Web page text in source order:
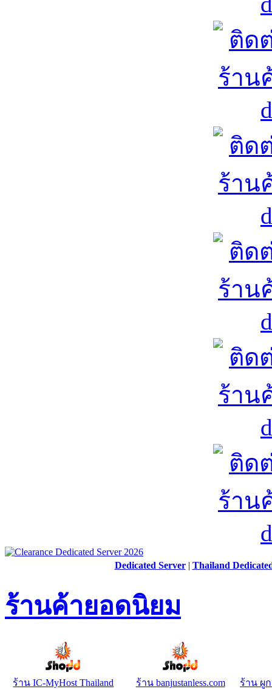
Dedicated Server| Thailand
ร้านค้ายอดนิยม
ร้าน IC-MyHost Thailand
ร้าน banjustanless.com
ร้าน ผู